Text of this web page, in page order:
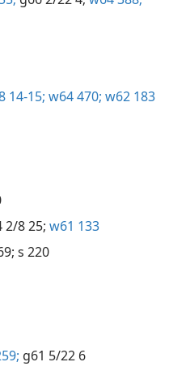
14-15; w64 470; w62 183
2/8 25; w61 133
s 220
g61 5/22 6